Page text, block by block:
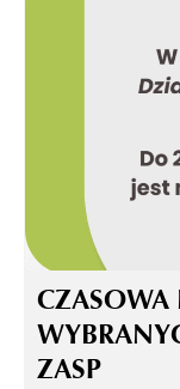
CZASOWA
ZASP